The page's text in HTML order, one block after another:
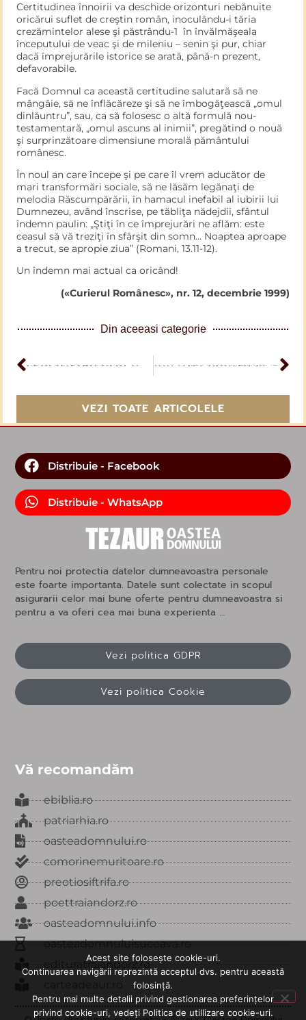
Certitudinea înnoirii va deschide orizonturi nebănuite
oricărui suflet de creştin român, inoculându-i tăria
crezămintelor alese şi păstrându-1 în învălmăşeala
începutului de veac şi de mileniu – senin şi pur, chiar
dacă împrejurările istorice se arată, până-n pre­zent,
defavorabile.
Facă Domnul ca această certitudine salutară să ne
mângâie, să ne înflăcăreze şi să ne îmbogăţească „omul
dinlăuntru”, sau, ca să folosesc o altă formulă nou-
testamentară, „omul ascuns al inimii”, pregătind o nouă
şi surprinzătoare dimensiune morală pământului
românesc.
În noul an care începe şi pe care îl vrem aducător de
mari trans­formări sociale, să ne lăsăm legănaţi de
melodia Răscumpărării, în hamacul inefabil al iubirii lui
Dumnezeu, având înscrise, pe tăbliţa nădejdii, sfântul
îndemn paulin: „Ştiţi în ce împrejurări ne aflăm: este
ceasul să vă treziţi în sfârşit din somn… Noaptea aproa­pe
a trecut, se apropie ziua” (Romani, 13.11-12).
Un îndemn mai actual ca oricând!
(«Curierul Românesc», nr. 12, decembrie 1999)
Din aceeasi categorie
ARTICOL PERCEDENT ARTICOL URMĂTOR
Aleargă pentru viața ta
VEZI TOATE ARTICOLELE
Distribuie - Facebook
Distribuie - WhatsApp
Pentru noi protectia datelor dumneavoastra personale
este foarte importanta. Datele sunt colectate in scopul
asigurarii celor mai bune oferte pentru dumneavoastra si
pentru a va oferi cea mai buna experienta …
Vezi politica GDPR
Vezi politica Cookie
Vă recomandăm
ebiblia.ro
patriarhia.ro
oasteadomnului.ro
comorinemuritoare.ro
preotiosiftrifa.ro
poettraiandorz.ro
oasteadomnului.info
oasteadomnuluisuceava.ro
edituratraiandorz.ro
Acest site folosește cookie-uri.
Continuarea navigării reprezintă acceptul dvs. pentru această
folosință.
Pentru mai multe detalii privind gestionarea preferințelor
privind cookie-uri, vedeți Politica de utillizare cookie-uri.